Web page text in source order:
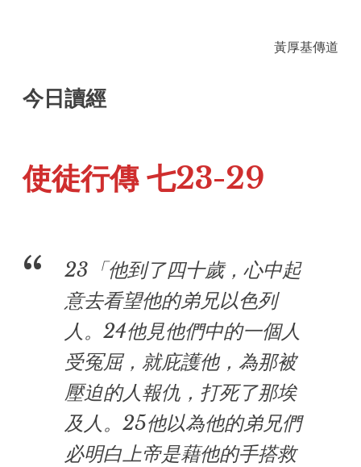
黃厚基傳道
今日讀經
使徒行傳 七23-29
23「他到了四十歲，心中起
意去看望他的弟兄以色列
人。24他見他們中的一個人
受冤屈，就庇護他，為那被
壓迫的人報仇，打死了那埃
及人。25他以為他的弟兄們
必明白上帝是藉他的手搭救